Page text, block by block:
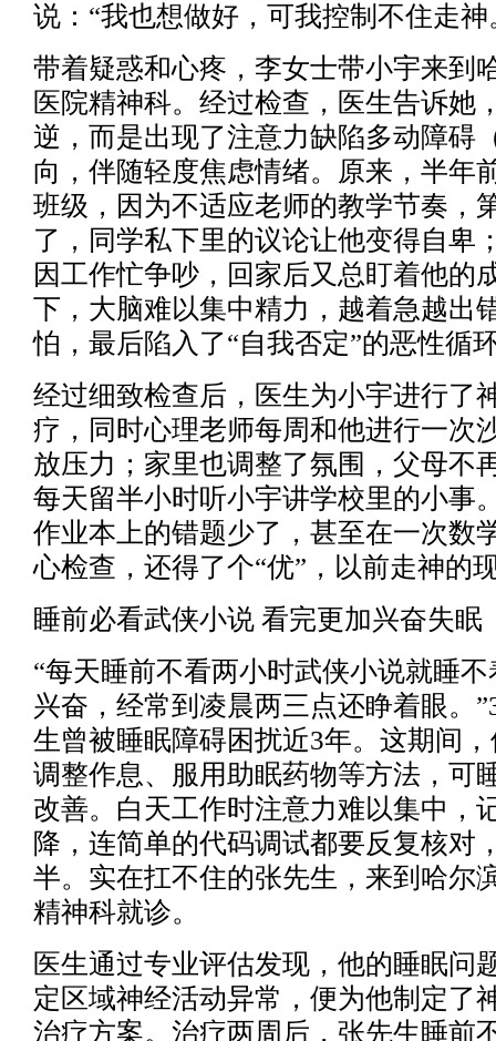
说：“我也想做好，可我控制不住走神
带着疑惑和心疼，李女士带小宇来到
医院精神科。经过检查，医生告诉她
逆，而是出现了注意力缺陷多动障碍
向，伴随轻度焦虑情绪。原来，半年
班级，因为不适应老师的教学节奏，
了，同学私下里的议论让他变得自卑
因工作忙争吵，回家后又总盯着他的
下，大脑难以集中精力，越着急越出
怕，最后陷入了“自我否定”的恶性循
经过细致检查后，医生为小宇进行了
疗，同时心理老师每周和他进行一次
放压力；家里也调整了氛围，父母不
每天留半小时听小宇讲学校里的小事
作业本上的错题少了，甚至在一次数
心检查，还得了个“优”，以前走神的
睡前必看武侠小说 看完更加兴奋失眠
“每天睡前不看两小时武侠小说就睡
兴奋，经常到凌晨两三点还睁着眼。
生曾被睡眠障碍困扰近3年。这期间
调整作息、服用助眠药物等方法，可
改善。白天工作时注意力难以集中，
降，连简单的代码调试都要反复核对
半。实在扛不住的张先生，来到哈尔
精神科就诊。
医生通过专业评估发现，他的睡眠问
定区域神经活动异常，便为他制定了
治疗方案。治疗两周后，张先生睡前